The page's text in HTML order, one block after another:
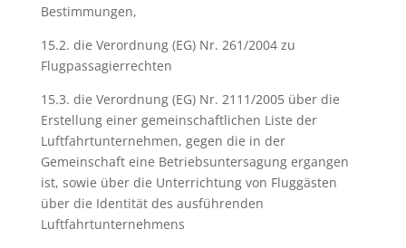
Bestimmungen,
15.2. die Verordnung (EG) Nr. 261/2004 zu
Flugpassagierrechten
15.3. die Verordnung (EG) Nr. 2111/2005 über die
Erstellung einer gemeinschaftlichen Liste der
Luftfahrtunternehmen, gegen die in der
Gemeinschaft eine Betriebsuntersagung ergangen
ist, sowie über die Unterrichtung von Fluggästen
über die Identität des ausführenden
Luftfahrtunternehmens